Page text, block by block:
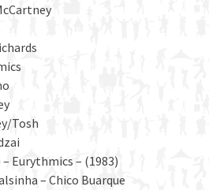
Tosh
Eurythmics – (1983)
– Chico Buarque